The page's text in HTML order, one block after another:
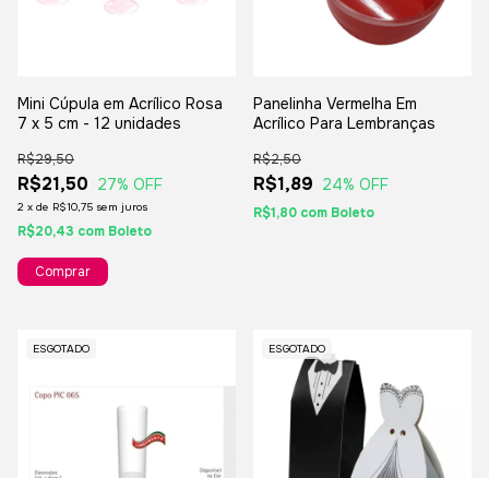
Mini Cúpula em Acrílico Rosa
7 x 5 cm - 12 unidades
R$21,50
R$29,50
27% OFF
2 x de R$10,75 sem juros
R$20,43 com Boleto
Panelinha Vermelha Em
Acrílico Para Lembranças
R$1,89
R$2,50
24% OFF
R$1,80 com Boleto
ESGOTADO ESGOTADO